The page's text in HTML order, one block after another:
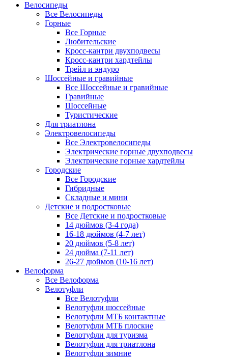
Велосипеды
Все Велосипеды
Горные
Все Горные
Любительские
Кросс-кантри двухподвесы
Кросс-кантри хардтейлы
Трейл и эндуро
Шоссейные и гравийные
Все Шоссейные и гравийные
Гравийные
Шоссейные
Туристические
Для триатлона
Электровелосипеды
Все Электровелосипеды
Электрические горные двухподвесы
Электрические горные хардтейлы
Городские
Все Городские
Гибридные
Складные и мини
Детские и подростковые
Все Детские и подростковые
14 дюймов (3-4 года)
16-18 дюймов (4-7 лет)
20 дюймов (5-8 лет)
24 дюйма (7-11 лет)
26-27 дюймов (10-16 лет)
Велоформа
Все Велоформа
Велотуфли
Все Велотуфли
Велотуфли шоссейные
Велотуфли МТБ контактные
Велотуфли МТБ плоские
Велотуфли для туризма
Велотуфли для триатлона
Велотуфли зимние